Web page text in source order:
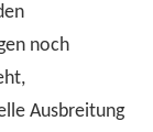
noch
Ausbreitung